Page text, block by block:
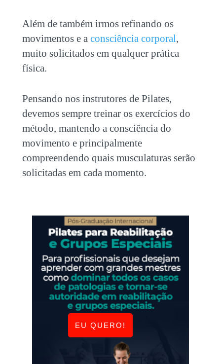
Além de também irmos refinando os
movimentos e a consciência corporal,
muito solicitados em qualquer prática
física.
Pensando nos instrutores de Pilates,
devemos sempre treinar os exercícios do
método, mantendo a consciência do
movimento e principalmente
compreendendo quais musculaturas serão
solicitadas em cada momento.
EU QUERO!